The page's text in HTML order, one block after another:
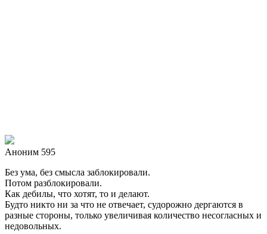
Аноним 595
Без ума, без смысла заблокировали.
Потом разблокировали.
Как дебилы, что хотят, то и делают.
Будто никто ни за что не отвечает, судорожно дергаются в
разные стороны, только увеличивая количество несогласных и
недовольных.